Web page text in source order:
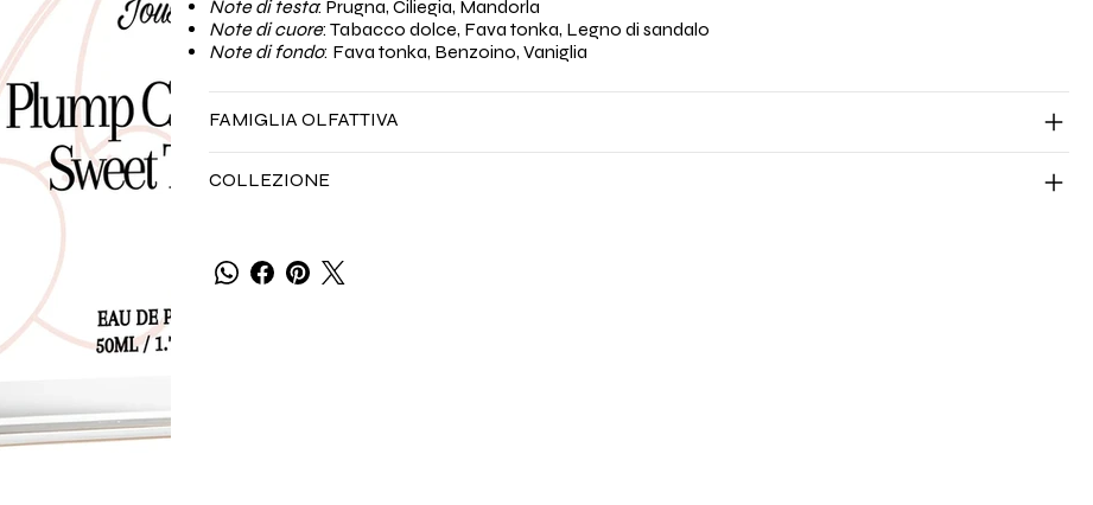
Note di testa: Prugna, Ciliegia, Mandorla
Note di cuore: Tabacco dolce, Fava tonka, Legno di sandalo
Note di fondo: Fava tonka, Benzoino, Vaniglia
FAMIGLIA OLFATTIVA
COLLEZIONE